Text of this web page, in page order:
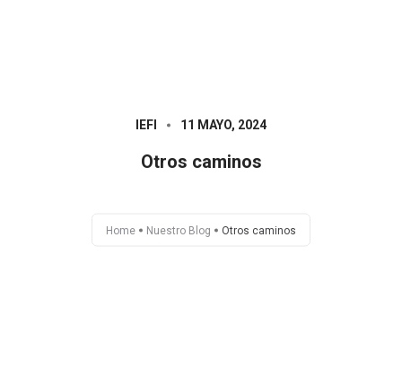
IEFI 11 MAYO, 2024
Otros caminos
Home Nuestro Blog Otros caminos